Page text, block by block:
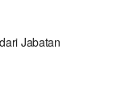
Jabatan